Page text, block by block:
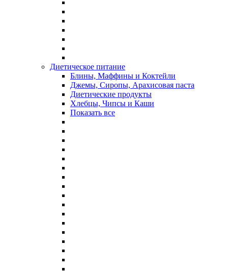
Диетическое питание
Блины, Маффины и Коктейли
Джемы, Сиропы, Арахисовая паста
Диетические продукты
Хлебцы, Чипсы и Каши
Показать все